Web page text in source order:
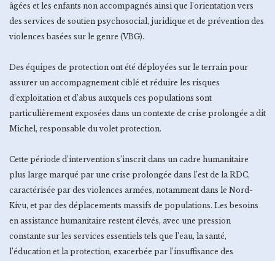
âgées et les enfants non accompagnés ainsi que l’orientation vers
des services de soutien psychosocial, juridique et de prévention des
violences basées sur le genre (VBG).
Des équipes de protection ont été déployées sur le terrain pour
assurer un accompagnement ciblé et réduire les risques
d’exploitation et d’abus auxquels ces populations sont
particulièrement exposées dans un contexte de crise prolongée a dit
Michel, responsable du volet protection.
Cette période d’intervention s’inscrit dans un cadre humanitaire
plus large marqué par une crise prolongée dans l’est de la RDC,
caractérisée par des violences armées, notamment dans le Nord-
Kivu, et par des déplacements massifs de populations. Les besoins
en assistance humanitaire restent élevés, avec une pression
constante sur les services essentiels tels que l’eau, la santé,
l’éducation et la protection, exacerbée par l’insuffisance des